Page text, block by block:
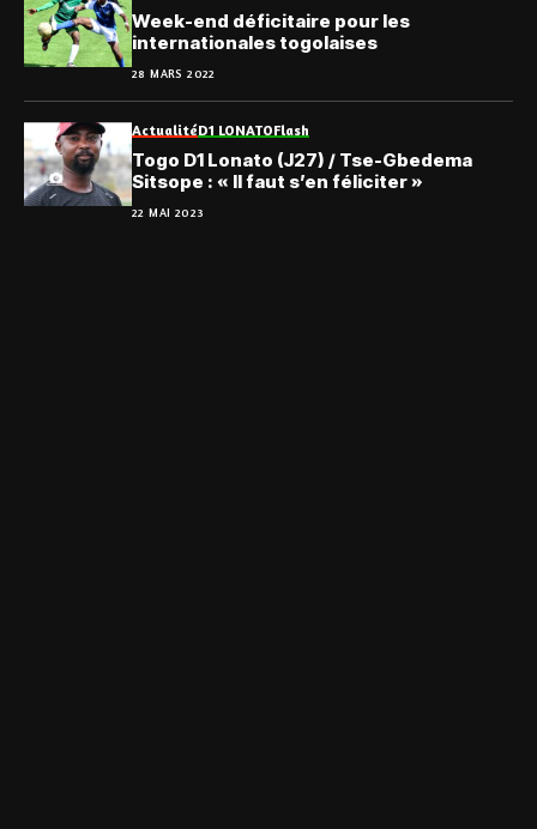
Week-end déficitaire pour les
internationales togolaises
28 MARS 2022
ActualitéD1 LONATOFlash
Togo D1 Lonato (J27) / Tse-Gbedema
Sitsope : « Il faut s’en féliciter »
22 MAI 2023